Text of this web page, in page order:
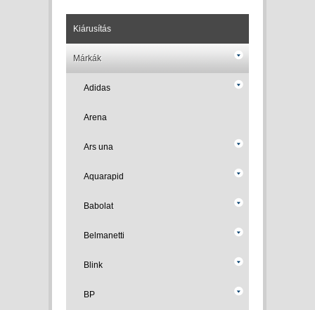
Kiárusítás
Márkák
Adidas
Arena
Ars una
Aquarapid
Babolat
Belmanetti
Blink
BP